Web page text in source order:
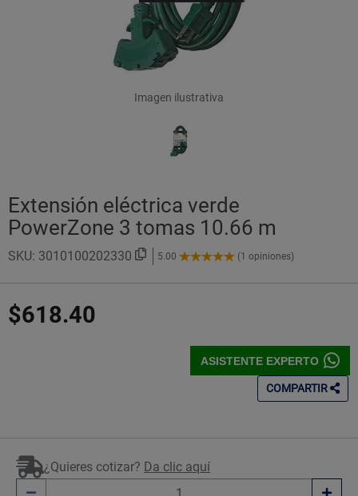
Imagen ilustrativa
Extensión eléctrica verde
PowerZone 3 tomas 10.66 m
SKU: 3010100202330 5.00
5.00
(1 opiniones)
$618.40
ASISTENTE EXPERTO
COMPARTIR
¿Quieres cotizar? Da clic aquí